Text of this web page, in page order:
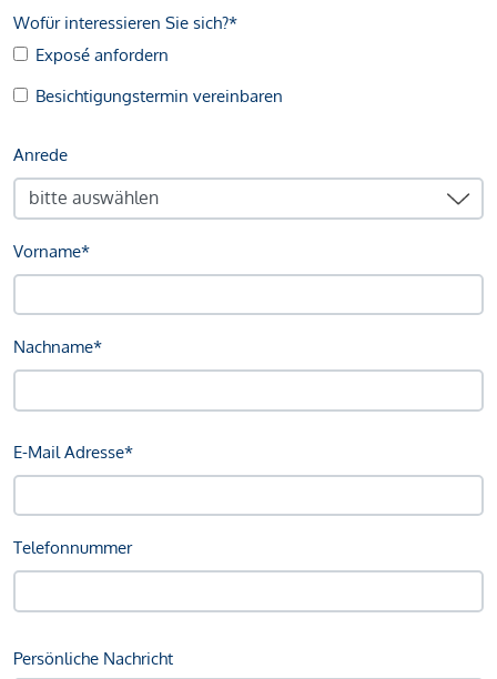
Wofür interessieren Sie sich?*
Exposé anfordern
Besichtigungstermin vereinbaren
Anrede
Vorname*
Nachname*
E-Mail Adresse*
Telefonnummer
Persönliche Nachricht